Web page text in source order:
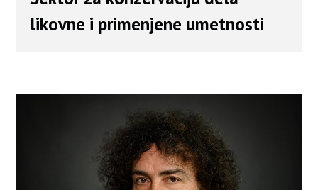
likovne i primenjene umetnosti